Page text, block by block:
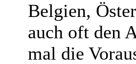
Belgien,
auch oft den
mal die